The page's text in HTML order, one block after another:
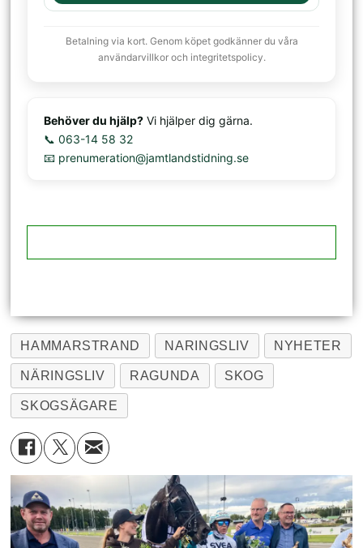
Betalning via kort. Genom köpet godkänner du våra
användarvillkor och integritetspolicy.
Behöver du hjälp? Vi hjälper dig gärna.
📞 063-14 58 32
📧 prenumeration@jamtlandstidning.se
HAMMARSTRAND NARINGSLIV NYHETER
NÄRINGSLIV RAGUNDA SKOG
SKOGSÄGARE